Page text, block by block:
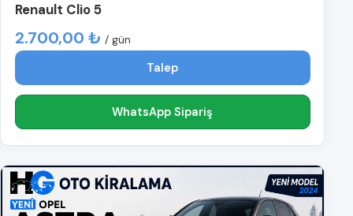
Renault Clio 5
2.700,00 ₺ / gün
Talep
WhatsApp Sipariş